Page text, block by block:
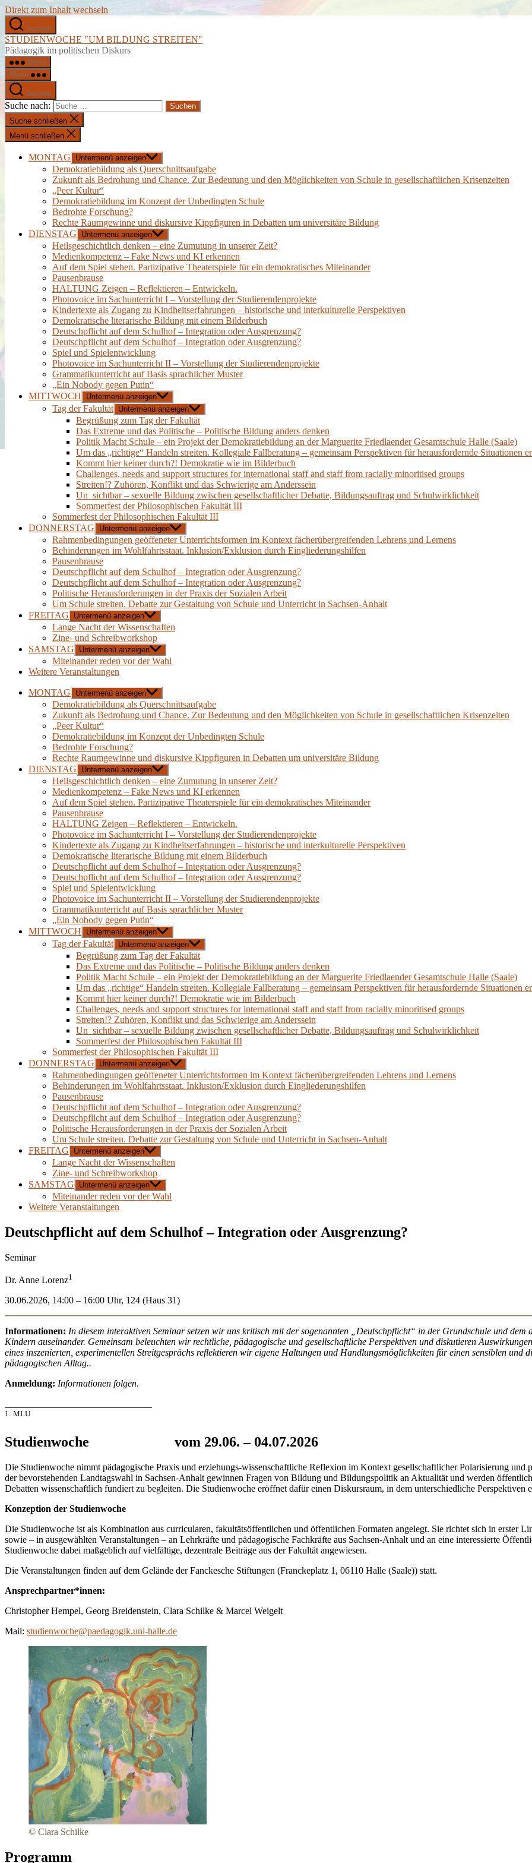
Direkt zum Inhalt wechseln
Suchen
STUDIENWOCHE "UM BILDUNG STREITEN"
Pädagogik im politischen Diskurs
Menü
Menü
Suchen
Suche nach:
Suche schließen
Menü schließen
MONTAG Untermenü anzeigen
Demokratiebildung als Querschnittsaufgabe
Zukunft als Bedrohung und Chance. Zur Bedeutung und den Möglichkeiten von Schule in gesellschaftlichen Krisenzeiten
„Peer Kultur“
Demokratiebildung im Konzept der Unbedingten Schule
Bedrohte Forschung?
Rechte Raumgewinne und diskursive Kippfiguren in Debatten um universitäre Bildung
DIENSTAG
Untermenü anzeigen
Heilsgeschichtlich denken – eine Zumutung in unserer Zeit?
Medienkompetenz – Fake News und KI erkennen
Auf dem Spiel stehen. Partizipative Theaterspiele für ein demokratisches Miteinander
Pausenbrause
HALTUNG Zeigen – Reflektieren – Entwickeln.
Photovoice im Sachunterricht I – Vorstellung der Studierendenprojekte
Kindertexte als Zugang zu Kindheitserfahrungen – historische und interkulturelle Perspektiven
Demokratische literarische Bildung mit einem Bilderbuch
Deutschpflicht auf dem Schulhof – Integration oder Ausgrenzung?
Deutschpflicht auf dem Schulhof – Integration oder Ausgrenzung?
Spiel und Spielentwicklung
Photovoice im Sachunterricht II – Vorstellung der Studierendenprojekte
Grammatikunterricht auf Basis sprachlicher Muster
„Ein Nobody gegen Putin“
MITTWOCH
Untermenü anzeigen
Tag der Fakultät Untermenü anzeigen
Begrüßung zum Tag der Fakultät
Das Extreme und das Politische – Politische Bildung anders denken
Politik Macht Schule – ein Projekt der Demokratiebildung an der Marguerite Friedlaender Gesamtschule Halle (Saale)
Um das „richtige“ Handeln streiten. Kollegiale Fallberatung – gemeinsam Perspektiven für herausfordernde Situationen
Kommt hier keiner durch?! Demokratie wie im Bilderbuch
Challenges, needs and support structures for international staff and staff from racially minoritised groups
Streiten!? Zuhören, Konflikt und das Schwierige am Anderssein
Un_sichtbar – sexuelle Bildung zwischen gesellschaftlicher Debatte, Bildungsauftrag und Schulwirklichkeit
Sommerfest der Philosophischen Fakultät III
Sommerfest der Philosophischen Fakultät III
DONNERSTAG
Untermenü anzeigen
Rahmenbedingungen geöffeneter Unterrichtsformen im Kontext fächerübergreifenden Lehrens und Lernens
Behinderungen im Wohlfahrtsstaat. Inklusion/Exklusion durch Eingliederungshilfen
Pausenbrause
Deutschpflicht auf dem Schulhof – Integration oder Ausgrenzung?
Deutschpflicht auf dem Schulhof – Integration oder Ausgrenzung?
Politische Herausforderungen in der Praxis der Sozialen Arbeit
Um Schule streiten. Debatte zur Gestaltung von Schule und Unterricht in Sachsen-Anhalt
FREITAG
Untermenü anzeigen
Lange Nacht der Wissenschaften
Zine- und Schreibworkshop
SAMSTAG
Untermenü anzeigen
Miteinander reden vor der Wahl
Weitere Veranstaltungen
MONTAG Untermenü anzeigen
Demokratiebildung als Querschnittsaufgabe
Zukunft als Bedrohung und Chance. Zur Bedeutung und den Möglichkeiten von Schule in gesellschaftlichen Krisenzeiten
„Peer Kultur“
Demokratiebildung im Konzept der Unbedingten Schule
Bedrohte Forschung?
Rechte Raumgewinne und diskursive Kippfiguren in Debatten um universitäre Bildung
DIENSTAG
Untermenü anzeigen
Heilsgeschichtlich denken – eine Zumutung in unserer Zeit?
Medienkompetenz – Fake News und KI erkennen
Auf dem Spiel stehen. Partizipative Theaterspiele für ein demokratisches Miteinander
Pausenbrause
HALTUNG Zeigen – Reflektieren – Entwickeln.
Photovoice im Sachunterricht I – Vorstellung der Studierendenprojekte
Kindertexte als Zugang zu Kindheitserfahrungen – historische und interkulturelle Perspektiven
Demokratische literarische Bildung mit einem Bilderbuch
Deutschpflicht auf dem Schulhof – Integration oder Ausgrenzung?
Deutschpflicht auf dem Schulhof – Integration oder Ausgrenzung?
Spiel und Spielentwicklung
Photovoice im Sachunterricht II – Vorstellung der Studierendenprojekte
Grammatikunterricht auf Basis sprachlicher Muster
„Ein Nobody gegen Putin“
MITTWOCH
Untermenü anzeigen
Tag der Fakultät Untermenü anzeigen
Begrüßung zum Tag der Fakultät
Das Extreme und das Politische – Politische Bildung anders denken
Politik Macht Schule – ein Projekt der Demokratiebildung an der Marguerite Friedlaender Gesamtschule Halle (Saale)
Um das „richtige“ Handeln streiten. Kollegiale Fallberatung – gemeinsam Perspektiven für herausfordernde Situationen
Kommt hier keiner durch?! Demokratie wie im Bilderbuch
Challenges, needs and support structures for international staff and staff from racially minoritised groups
Streiten!? Zuhören, Konflikt und das Schwierige am Anderssein
Un_sichtbar – sexuelle Bildung zwischen gesellschaftlicher Debatte, Bildungsauftrag und Schulwirklichkeit
Sommerfest der Philosophischen Fakultät III
Sommerfest der Philosophischen Fakultät III
DONNERSTAG
Untermenü anzeigen
Rahmenbedingungen geöffeneter Unterrichtsformen im Kontext fächerübergreifenden Lehrens und Lernens
Behinderungen im Wohlfahrtsstaat. Inklusion/Exklusion durch Eingliederungshilfen
Pausenbrause
Deutschpflicht auf dem Schulhof – Integration oder Ausgrenzung?
Deutschpflicht auf dem Schulhof – Integration oder Ausgrenzung?
Politische Herausforderungen in der Praxis der Sozialen Arbeit
Um Schule streiten. Debatte zur Gestaltung von Schule und Unterricht in Sachsen-Anhalt
FREITAG
Untermenü anzeigen
Lange Nacht der Wissenschaften
Zine- und Schreibworkshop
SAMSTAG
Untermenü anzeigen
Miteinander reden vor der Wahl
Weitere Veranstaltungen
Deutschpflicht auf dem Schulhof – Integration oder Ausgrenzung?
Seminar
Dr. Anne Lorenz1
30.06.2026, 14:00 – 16:00 Uhr, 124 (Haus 31)
Informationen: In diesem interaktiven Seminar setzen wir uns kritisch mit der sogenannten „Deutschpflicht“ in der Grundschule und
Kindern auseinander. Gemeinsam beleuchten wir rechtliche, pädagogische und gesellschaftliche Perspektiven und diskutieren
eines inszenierten, experimentellen Streitgesprächs reflektieren wir eigene Haltungen und Handlungsmöglichkeiten für einen sensiblen
pädagogischen Alltag..
Anmeldung: Informationen folgen.
1: MLU
Studienwoche vom 29.06. – 04.07.2026
Die Studienwoche nimmt pädagogische Praxis und erziehungs-wissenschaftliche Reflexion im Kontext gesellschaftlicher Polarisierung
der bevorstehenden Landtagswahl in Sachsen-Anhalt gewinnen Fragen von Bildung und Bildungspolitik an Aktualität und werden
Debatten wissenschaftlich fundiert zu begleiten. Die Studienwoche eröffnet dafür einen Diskursraum, in dem unterschiedliche Perspektiven
Konzeption der Studienwoche
Die Studienwoche ist als Kombination aus curricularen, fakultätsöffentlichen und öffentlichen Formaten angelegt. Sie richtet sich in erster
sowie – in ausgewählten Veranstaltungen – an Lehrkräfte und pädagogische Fachkräfte aus Sachsen-Anhalt und an eine interessierte
Studienwoche dabei maßgeblich auf vielfältige, dezentrale Beiträge aus der Fakultät angewiesen.
Die Veranstaltungen finden auf dem Gelände der Fanckesche Stiftungen (Franckeplatz 1, 06110 Halle (Saale)) statt.
Ansprechpartner*innen:
Christopher Hempel, Georg Breidenstein, Clara Schilke & Marcel Weigelt
Mail: studienwoche@paedagogik.uni-halle.de
© Clara Schilke
Programm